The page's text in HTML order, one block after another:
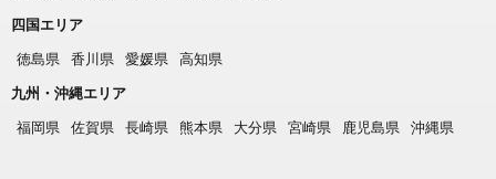
四国エリア
徳島県
香川県 愛媛県
高知県
九州・沖縄エリア
福岡県
佐賀県 長崎県 熊本県 大分県 宮崎県 鹿児島県 沖縄県